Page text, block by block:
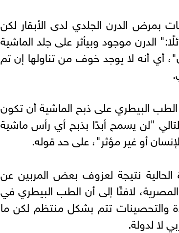
بمرض الدرن الجلدي لدى الأبقار لكن
الدرن موجود وبيأثر على جلد الماشية
أي أنه لا يوجد خوف من تناولها إن تم
البيطري على ذبح الماشية أن تكون
"لن يسمح أبدًا بذبح أي رأس ماشية
أو غير مؤثر"، على حد قوله.
الحالية نتيجة لعزوف بعض المربين عن
لافتًا إلى أن الطب البيطري في
والتحصينات تتم بشكل منتظم لكن ما
لا لدولة.